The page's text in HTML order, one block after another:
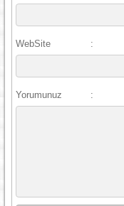
WebSite :
Yorumunuz :